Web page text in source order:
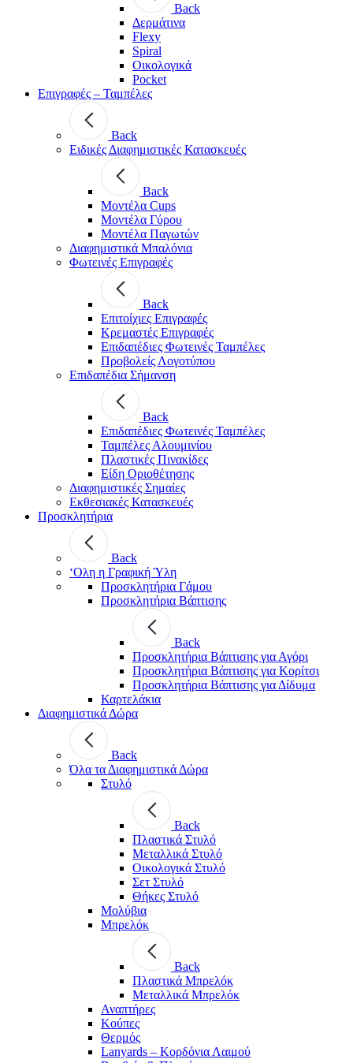
Back
Δερμάτινα
Flexy
Spiral
Οικολογικά
Pocket
Επιγραφές – Ταμπέλες
Back
Ειδικές Διαφημιστικές Κατασκευές
Back
Μοντέλα Cups
Μοντέλα Γύρου
Μοντέλα Παγωτών
Διαφημιστικά Μπαλόνια
Φωτεινές Επιγραφές
Back
Επιτοίχιες Επιγραφές
Κρεμαστές Επιγραφές
Επιδαπέδιες Φωτεινές Ταμπέλες
Προβολείς Λογοτύπου
Επιδαπέδια Σήμανση
Back
Επιδαπέδιες Φωτεινές Ταμπέλες
Ταμπέλες Αλουμινίου
Πλαστικές Πινακίδες
Είδη Οριοθέτησης
Διαφημιστικές Σημαίες
Εκθεσιακές Κατασκευές
Προσκλητήρια
Back
‘Ολη η Γραφική Ύλη
Προσκλητήρια Γάμου
Προσκλητήρια Βάπτισης
Back
Προσκλητήρια Βάπτισης για Αγόρι
Προσκλητήρια Βάπτισης για Κορίτσι
Προσκλητήρια Βάπτισης για Δίδυμα
Καρτελάκια
Διαφημιστικά Δώρα
Back
Όλα τα Διαφημιστικά Δώρα
Στυλό
Back
Πλαστικά Στυλό
Μεταλλικά Στυλό
Οικολογικά Στυλό
Σετ Στυλό
Θήκες Στυλό
Μολύβια
Μπρελόκ
Back
Πλαστικά Μπρελόκ
Μεταλλικά Μπρελόκ
Αναπτήρες
Κούπες
Θερμός
Lanyards – Kορδόνια Λαιμού